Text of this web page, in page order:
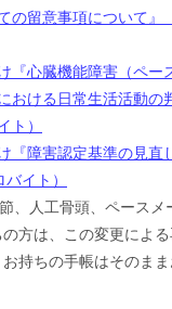
の留意事項について』
『心臓機能障害（ペー
おける日常生活活動の
ト）
『障害認定基準の見直
イト）
、人工骨頭、ペースメ
方は、この変更によ
持ちの手帳はそのま